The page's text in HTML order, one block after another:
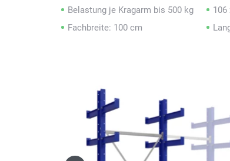
Belastung je Kragarm bis 500 kg
Fachbreite: 100 cm
106